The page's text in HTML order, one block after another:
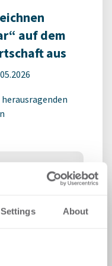
About
auf dem
aus